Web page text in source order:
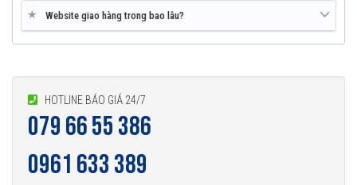
★ Website giao hàng trong bao lâu?
HOTLINE BÁO GIÁ 24/7
079 66 55 386
0961 633 389